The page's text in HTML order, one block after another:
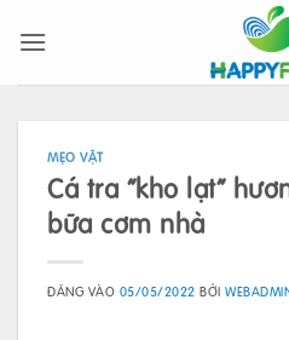
qua
MẸO VẶT
Cá tra “kho lạt”
bữa cơm nhà
ĐĂNG VÀO 05/05/2022 BỞI